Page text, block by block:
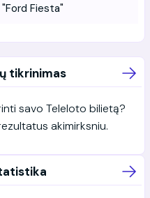
Fiesta"
tikrinimas
savo Teleloto bilietą?
akimirksniu.